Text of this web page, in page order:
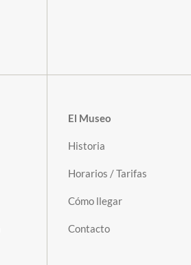
El Museo
Historia
Horarios / Tarifas
Cómo llegar
Contacto